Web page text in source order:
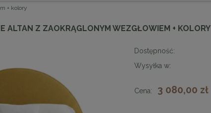
+ kolory
ALTAN Z ZAOKRĄGLONYM WEZGŁOWIEM + KOLORY
Dostępność:
Wysyłka w:
Cena: 3 080,00 zł